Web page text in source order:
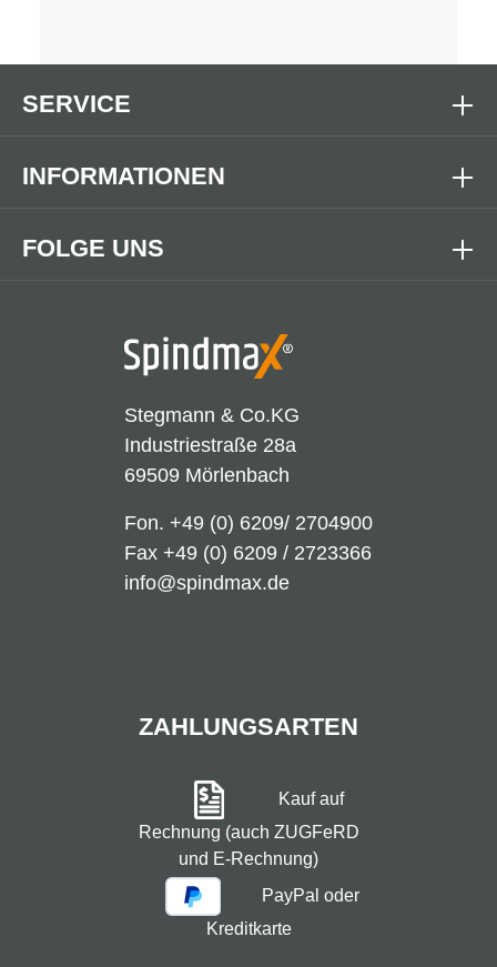
Stegmann & Co.KG
Industriestraße 28a
69509 Mörlenbach
Fon. +49 (0) 6209/ 2704900
Fax +49 (0) 6209 / 2723366
info@spindmax.de
FOLGE UNS
SERVICE
INFORMATIONEN
ZAHLUNGSARTEN
Kauf auf
Rechnung (auch ZUGFeRD
und E-Rechnung)
PayPal oder
Kreditkarte